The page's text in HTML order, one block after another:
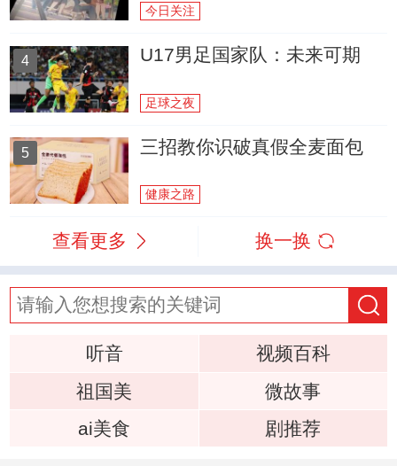
今日关注
4 U17男足国家队：未来可期
足球之夜
5 三招教你识破真假全麦面包
健康之路
查看更多 换一换
听音
视频百科
祖国美
微故事
ai美食
剧推荐